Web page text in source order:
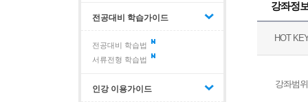
전공대비 학습가이드
전공대비 학습법
서류전형 학습법
인강 이용가이드
강좌정
HOT
강좌범위